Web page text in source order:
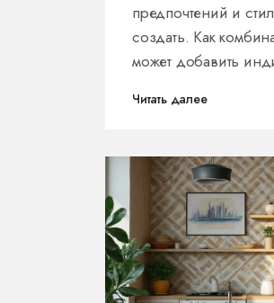
предпочтений и
создать. Как
может добавить
гармонию. Этот
размер комнаты и
преимущества и
подхода и дадим
советов по
ваша спальня
комфорта.
Читать далее